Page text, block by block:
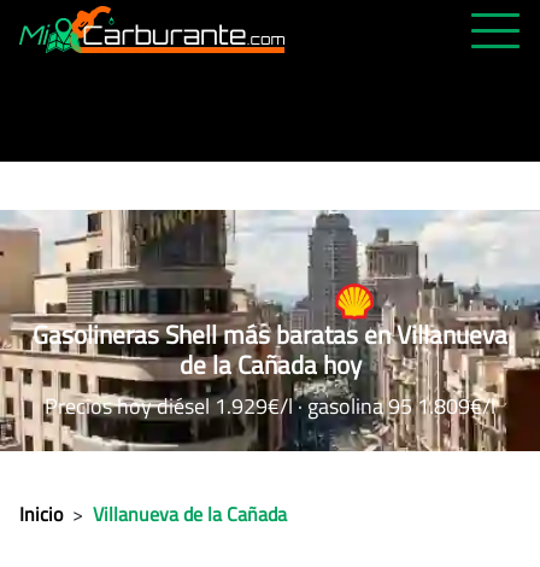
ABIERTAS 24H
ÚLTIMAS MATRÍCULAS
FAVORITAS
Gasolineras Shell más baratas en Villanueva
de la Cañada hoy
Precios hoy diésel 1.929€/l · gasolina 95 1.809€/l
Inicio > Villanueva de la Cañada